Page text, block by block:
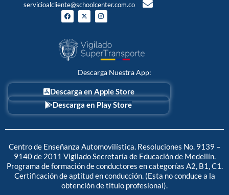
servicioalcliente@schoolcenter.com.co
F
a
c
b
o
o
k
X
-
t
t
t
e
I
n
s
g
r
a
m
Descarga Nuestra App:
Descarga en Apple Store
Descarga en Play Store
Centro de Enseñanza Automovilística. Resoluciones No. 9139 –
9140 de 2011 Vigilado Secretaría de Educación de Medellín.
Programa de formación de conductores en categorías A2, B1, C1.
Certificación de aptitud en conducción. (Esta no conduce a la
obtención de titulo profesional).